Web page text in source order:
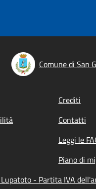
Comune di San
Crediti
Contatti
Leggi le
Piano di
- Partita IVA